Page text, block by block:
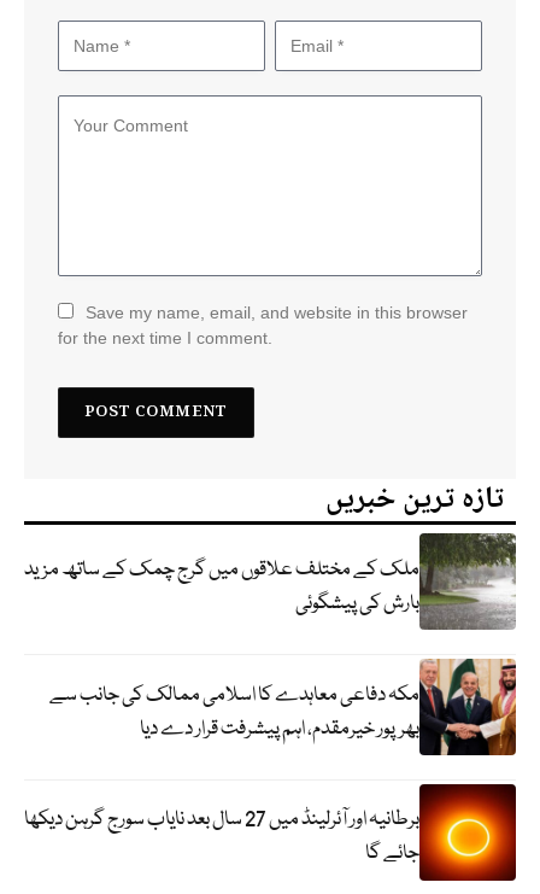
Save my name, email, and website in this browser
for the next time I comment.
تازہ ترین خبریں
ملک کے مختلف علاقوں میں گرج چمک کے ساتھ مزید
بارش کی پیشگوئی
مکہ دفاعی معاہدے کا اسلامی ممالک کی جانب سے
بھرپور خیرمقدم، اہم پیشرفت قرار دے دیا
برطانیہ اور آئرلینڈ میں 27 سال بعد نایاب سورج گرہن دیکھا
جائے گا